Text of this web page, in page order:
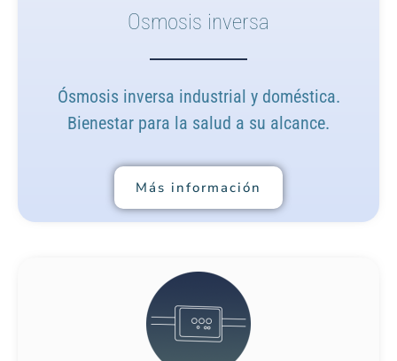
Osmosis inversa
Ósmosis inversa industrial y doméstica.
Bienestar para la salud a su alcance.
Más información